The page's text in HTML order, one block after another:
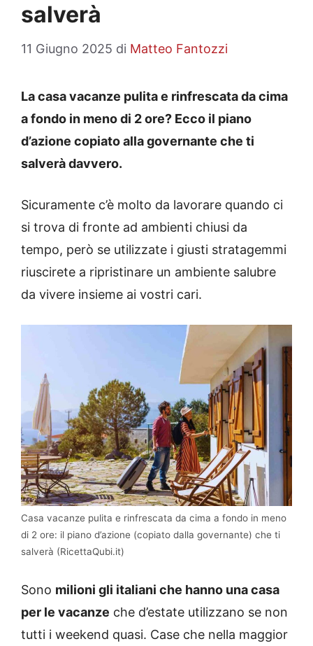
salverà
11 Giugno 2025 di Matteo Fantozzi
La casa vacanze pulita e rinfrescata da cima
a fondo in meno di 2 ore? Ecco il piano
d’azione copiato alla governante che ti
salverà davvero.
Sicuramente c’è molto da lavorare quando ci
si trova di fronte ad ambienti chiusi da
tempo, però se utilizzate i giusti stratagemmi
riuscirete a ripristinare un ambiente salubre
da vivere insieme ai vostri cari.
Casa vacanze pulita e rinfrescata da cima a fondo in meno
di 2 ore: il piano d’azione (copiato dalla governante) che ti
salverà (RicettaQubi.it)
Sono milioni gli italiani che hanno una casa
per le vacanze che d’estate utilizzano se non
tutti i weekend quasi. Case che nella maggior